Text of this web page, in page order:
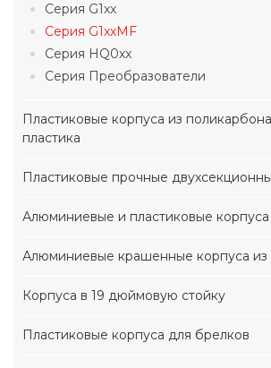
Серия G1xx
Серия G1xxMF
Серия HQ0xx
Серия Преобразователи
Пластиковые корпуса из
пластика
Пластиковые прочные
Алюминиевые и пластиковые
Алюминиевые крашенные корпуса из
Корпуса в 19 дюймовую стойку
Пластиковые корпуса для брелков